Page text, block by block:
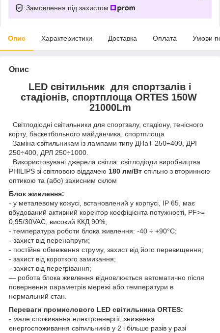
Замовлення під захистом
Опис Характеристики Доставка Оплата Умови
Опис
LED світильник для спортзалів і
стадіонів, спортплоща ORTES 150W
21000Lm
Світлодіодні світильники для спортзалу, стадіону, тенісного
корту, баскетбольного майданчика, спортплоща
Заміна світильникам із лампами типу ДНаТ 250÷400, ДРІ
250÷400, ДРЛ 250÷1000.
Використовувані джерела світла: світлодіоди виробництва
PHILIPS зі світловою віддачею 180 лм/Вт спільно з вторинною
оптикою та (або) захисним склом
Блок живлення:
- у металевому кожусі, встановлений у корпусі, IP 65, має
вбудований активний коректор коефіцієнта потужності, PF>=
0,95/30VAC, високий ККД 90%;
- температура роботи блока живлення: -40 ÷ +90°С;
- захист від перенапруги;
- постійне обмеження струму, захист від його перевищення;
- захист від короткого замикання;
- захист від перегрівання;
— робота блока живлення відновлюється автоматично після
повернення параметрів мережі або температури в
нормальний стан.
Переваги промислового LED світильника ORTES:
- мале споживання електроенергії, зниження
енергоспоживання світильників у 2 і більше разів у разі